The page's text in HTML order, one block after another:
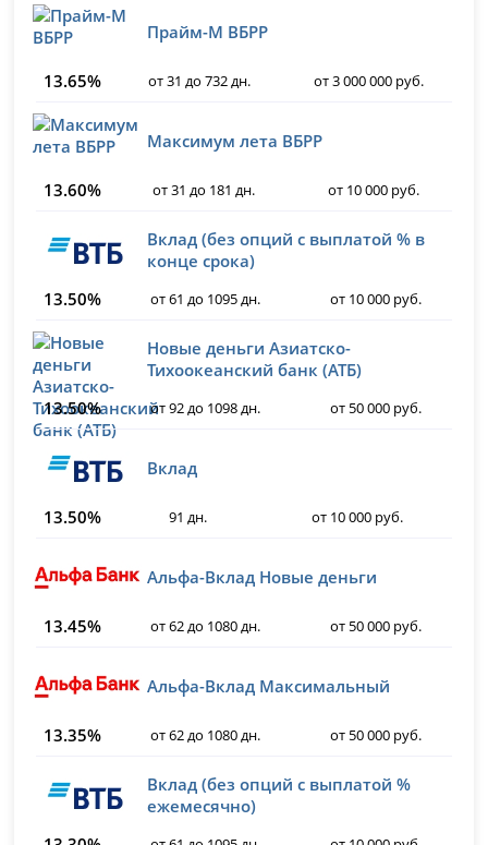
Прайм-М ВБРР
13.65% от 31 до 732 дн. от 3 000 000 руб.
Максимум лета ВБРР
13.60% от 31 до 181 дн. от 10 000 руб.
Вклад (без опций с выплатой % в
конце срока)
13.50%
от 61 до 1095 дн. от 10 000 руб.
Новые деньги Азиатско-
Тихоокеанский банк (АТБ)
13.50%
от 92 до 1098 дн. от 50 000 руб.
Вклад
13.50% 91 дн. от 10 000 руб.
Альфа-Вклад Новые деньги
13.45% от 62 до 1080 дн. от 50 000 руб.
Альфа-Вклад Максимальный
13.35% от 62 до 1080 дн. от 50 000 руб.
Вклад (без опций с выплатой %
ежемесячно)